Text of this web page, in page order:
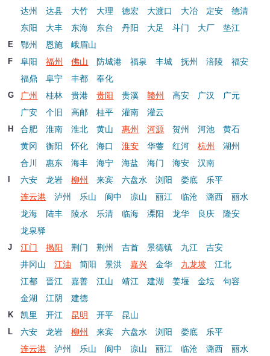
达州
达县 大竹 大理 德宏 大渡口 大冶 定安
德清
东阳
大丰 东海 东台 丹阳 大足 斗门 大厂 垫江
E 鄂州 恩施 峨眉山
F 阜阳 福州 佛山 防城港 福泉 丰城 抚州 涪陵
福安
福鼎
阜宁 丰都 奉化
G 广州 桂林 贵港 贵阳 贵溪 赣州 高安 广汉
广元
广安
个旧 高邮 桂平 灌南 灌云
H 合肥 淮南 淮北 黄山 惠州 河源 贺州 河池
黄石
黄冈
衡阳 怀化 海口 淮安 华蓥 红河 杭州
湖州
合川
惠东 海丰 海宁 海盐 海门 海安 汉南
六安 龙岩 柳州 来宾 六盘水 浏阳 娄底
乐平
连云港
泸州 乐山 阆中 凉山 丽江 临沧 潞西
丽水
龙海
陆丰 陵水 乐清 临海 溧阳 龙华 良庆
隆安
龙泉驿
J 江门 揭阳 荆门 荆州 吉首 景德镇 九江
吉安
井冈山
江油 简阳 景洪 嘉兴 金华 九龙坡
江北
江都
晋江 嘉善 江山 靖江 建湖 姜堰 金坛
句容
金湖
江阴 建德
K 凯里 开江 昆明 开平 昆山
L 六安 龙岩 柳州 来宾 六盘水 浏阳 娄底
乐平
连云港
泸州 乐山 阆中 凉山 丽江 临沧 潞西
丽水